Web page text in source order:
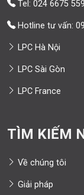
Tel: 024 6675
Hotline tư vấn:
LPC Hà Nội
LPC Sài Gòn
LPC France
TÌM KIẾM
Về chúng tôi
Giải pháp